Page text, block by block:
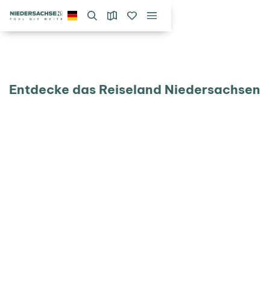
Entdecke das Reiseland Niedersachsen